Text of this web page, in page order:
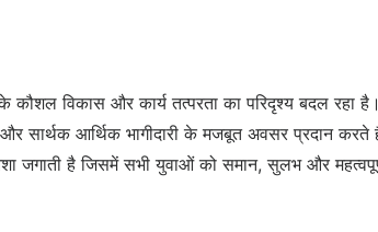
के कौशल विकास और कार्य तत्परता का परिदृश्य बदल
सार्थक आर्थिक भागीदारी के मजबूत अवसर प्रदान करते
जगाती है जिसमें सभी युवाओं को समान, सुलभ और